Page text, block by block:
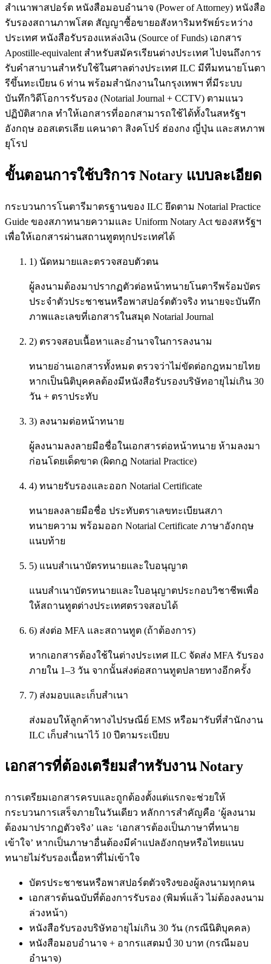
สำเนาพาสปอร์ต หนังสือมอบอำนาจ (Power of Attorney) หนังสือ
รับรองสถานภาพโสด สัญญาซื้อขายอสังหาริมทรัพย์ระหว่าง
ประเทศ หนังสือรับรองแหล่งเงิน (Source of Funds) เอกสาร
Apostille-equivalent สำหรับสมัครเรียนต่างประเทศ ไปจนถึงการ
รับคำสาบานสำหรับใช้ในศาลต่างประเทศ ILC มีทีมทนายโนตา
รีขึ้นทะเบียน 6 ท่าน พร้อมสำนักงานในกรุงเทพฯ ที่มีระบบ
บันทึกวิดีโอการรับรอง (Notarial Journal + CCTV) ตามแนว
ปฏิบัติสากล ทำให้เอกสารที่ออกสามารถใช้ได้ทั้งในสหรัฐฯ
อังกฤษ ออสเตรเลีย แคนาดา สิงคโปร์ ฮ่องกง ญี่ปุ่น และสหภาพ
ยุโรป
ขั้นตอนการใช้บริการ Notary แบบละเอียด
กระบวนการโนตารีมาตรฐานของ ILC ยึดตาม Notarial Practice
Guide ของสภาทนายความและ Uniform Notary Act ของสหรัฐฯ
เพื่อให้เอกสารผ่านสถานทูตทุกประเทศได้
1) นัดหมายและตรวจสอบตัวตน
ผู้ลงนามต้องมาปรากฏตัวต่อหน้าทนายโนตารีพร้อมบัตร
ประจำตัวประชาชนหรือพาสปอร์ตตัวจริง ทนายจะบันทึก
ภาพและเลขที่เอกสารในสมุด Notarial Journal
2) ตรวจสอบเนื้อหาและอำนาจในการลงนาม
ทนายอ่านเอกสารทั้งหมด ตรวจว่าไม่ขัดต่อกฎหมายไทย
หากเป็นนิติบุคคลต้องมีหนังสือรับรองบริษัทอายุไม่เกิน 30
วัน + ตราประทับ
3) ลงนามต่อหน้าทนาย
ผู้ลงนามลงลายมือชื่อในเอกสารต่อหน้าทนาย ห้ามลงมา
ก่อนโดยเด็ดขาด (ผิดกฎ Notarial Practice)
4) ทนายรับรองและออก Notarial Certificate
ทนายลงลายมือชื่อ ประทับตราเลขทะเบียนสภา
ทนายความ พร้อมออก Notarial Certificate ภาษาอังกฤษ
แนบท้าย
5) แนบสำเนาบัตรทนายและใบอนุญาต
แนบสำเนาบัตรทนายและใบอนุญาตประกอบวิชาชีพเพื่อ
ให้สถานทูตต่างประเทศตรวจสอบได้
6) ส่งต่อ MFA และสถานทูต (ถ้าต้องการ)
หากเอกสารต้องใช้ในต่างประเทศ ILC จัดส่ง MFA รับรอง
ภายใน 1–3 วัน จากนั้นส่งต่อสถานทูตปลายทางอีกครั้ง
7) ส่งมอบและเก็บสำเนา
ส่งมอบให้ลูกค้าทางไปรษณีย์ EMS หรือมารับที่สำนักงาน
ILC เก็บสำเนาไว้ 10 ปีตามระเบียบ
เอกสารที่ต้องเตรียมสำหรับงาน Notary
การเตรียมเอกสารครบและถูกต้องตั้งแต่แรกจะช่วยให้
กระบวนการเสร็จภายในวันเดียว หลักการสำคัญคือ ‘ผู้ลงนาม
ต้องมาปรากฏตัวจริง’ และ ‘เอกสารต้องเป็นภาษาที่ทนาย
เข้าใจ’ หากเป็นภาษาอื่นต้องมีคำแปลอังกฤษหรือไทยแนบ
ทนายไม่รับรองเนื้อหาที่ไม่เข้าใจ
บัตรประชาชนหรือพาสปอร์ตตัวจริงของผู้ลงนามทุกคน
เอกสารต้นฉบับที่ต้องการรับรอง (พิมพ์แล้ว ไม่ต้องลงนาม
ล่วงหน้า)
หนังสือรับรองบริษัทอายุไม่เกิน 30 วัน (กรณีนิติบุคคล)
หนังสือมอบอำนาจ + อากรแสตมป์ 30 บาท (กรณีมอบ
อำนาจ)